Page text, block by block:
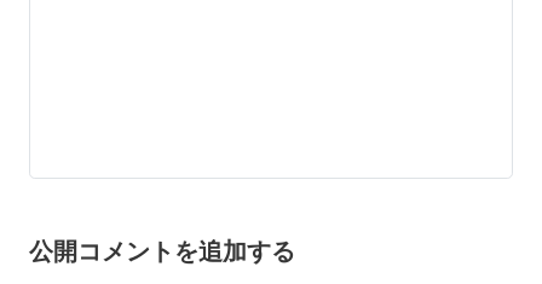
公開コメントを追加する